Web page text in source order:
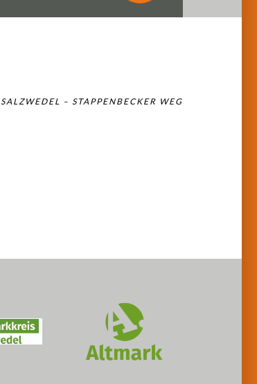
SALZWEDEL – STAPPENBECKER WEG